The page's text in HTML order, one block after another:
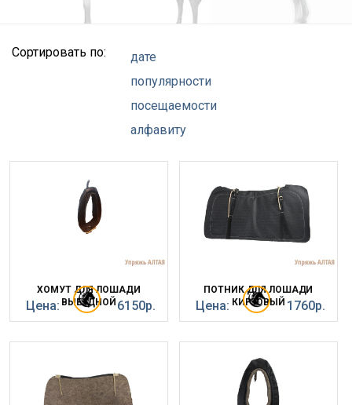
Сортировать по:
дате
популярности
посещаемости
алфавиту
ХОМУТ ДЛЯ ЛОШАДИ
ВЫЕЗДНОЙ
Цена: 6150р.
ПОТНИК ДЛЯ ЛОШАДИ
КИРЗОВЫЙ
Цена: 1760р.